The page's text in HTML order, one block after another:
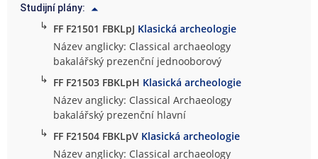
Studijní plány:
↳ FF F21501 FBKLpJ Klasická archeologie
Název anglicky: Classical archaeology
bakalářský prezenční jednooborový
↳ FF F21503 FBKLpH Klasická archeologie
Název anglicky: Classical Archaeology
bakalářský prezenční hlavní
↳ FF F21504 FBKLpV Klasická archeologie
Název anglicky: Classical archaeology